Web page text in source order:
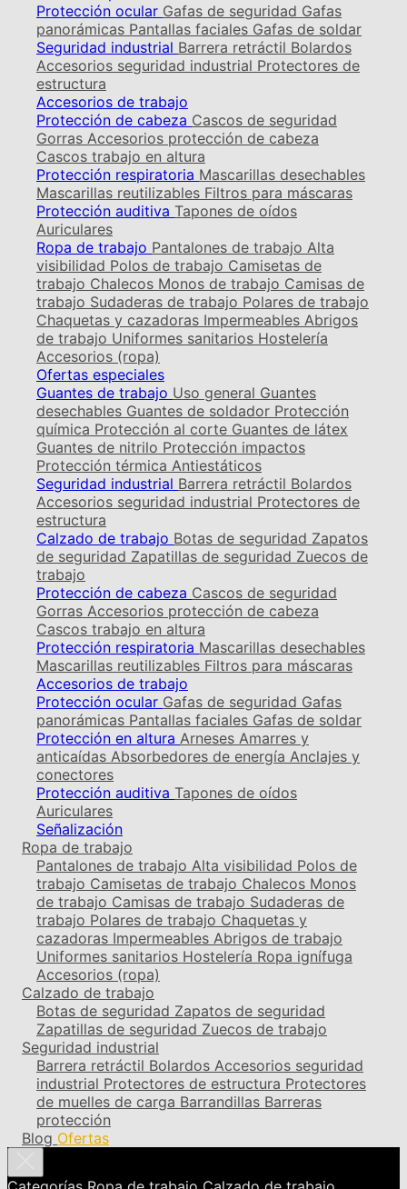
Protección ocular Gafas de seguridad Gafas
panorámicas Pantallas faciales Gafas de soldar
Seguridad industrial Barrera retráctil Bolardos
Accesorios seguridad industrial Protectores de
estructura
Accesorios de trabajo
Protección de cabeza Cascos de seguridad
Gorras Accesorios protección de cabeza
Cascos trabajo en altura
Protección respiratoria Mascarillas desechables
Mascarillas reutilizables Filtros para máscaras
Protección auditiva Tapones de oídos
Auriculares
Ropa de trabajo Pantalones de trabajo Alta
visibilidad Polos de trabajo Camisetas de
trabajo Chalecos Monos de trabajo Camisas de
trabajo Sudaderas de trabajo Polares de trabajo
Chaquetas y cazadoras Impermeables Abrigos
de trabajo Uniformes sanitarios Hostelería
Accesorios (ropa)
Ofertas especiales
Guantes de trabajo Uso general Guantes
desechables Guantes de soldador Protección
química Protección al corte Guantes de látex
Guantes de nitrilo Protección impactos
Protección térmica Antiestáticos
Seguridad industrial Barrera retráctil Bolardos
Accesorios seguridad industrial Protectores de
estructura
Calzado de trabajo Botas de seguridad Zapatos
de seguridad Zapatillas de seguridad Zuecos de
trabajo
Protección de cabeza Cascos de seguridad
Gorras Accesorios protección de cabeza
Cascos trabajo en altura
Protección respiratoria Mascarillas desechables
Mascarillas reutilizables Filtros para máscaras
Accesorios de trabajo
Protección ocular Gafas de seguridad Gafas
panorámicas Pantallas faciales Gafas de soldar
Protección en altura Arneses Amarres y
anticaídas Absorbedores de energía Anclajes y
conectores
Protección auditiva Tapones de oídos
Auriculares
Señalización
Ropa de trabajo
Pantalones de trabajo Alta visibilidad Polos de
trabajo Camisetas de trabajo Chalecos Monos
de trabajo Camisas de trabajo Sudaderas de
trabajo Polares de trabajo Chaquetas y
cazadoras Impermeables Abrigos de trabajo
Uniformes sanitarios Hostelería Ropa ignífuga
Accesorios (ropa)
Calzado de trabajo
Botas de seguridad Zapatos de seguridad
Zapatillas de seguridad Zuecos de trabajo
Seguridad industrial
Barrera retráctil Bolardos Accesorios seguridad
industrial Protectores de estructura Protectores
de muelles de carga Barrandillas Barreras
protección
Blog Ofertas